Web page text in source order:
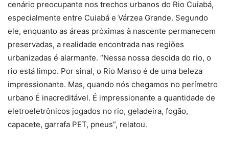
cenário preocupante nos trechos urbanos do Rio Cuiabá,
especialmente entre Cuiabá e Várzea Grande. Segundo
ele, enquanto as áreas próximas à nascente permanecem
preservadas, a realidade encontrada nas regiões
urbanizadas é alarmante. “Nessa nossa descida do rio, o
rio está limpo. Por sinal, o Rio Manso é de uma beleza
impressionante. Mas, quando nós chegamos no perímetro
urbano É inacreditável. É impressionante a quantidade de
eletroeletrônicos jogados no rio, geladeira, fogão,
capacete, garrafa PET, pneus”, relatou.